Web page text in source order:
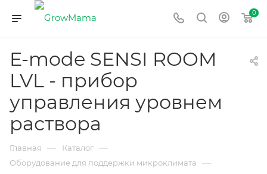
0
E-mode SENSI ROOM
LVL - прибор
управления уровнем
раствора
Главная — Каталог —
Оборудование для поддержки микроклимата —